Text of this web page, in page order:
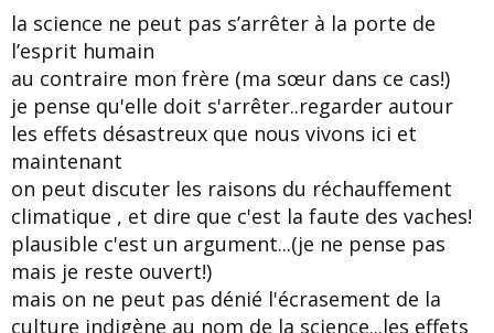
la science ne peut pas s’arrêter à la porte de
l’esprit humain
au contraire mon frère (ma sœur dans ce cas!)
je pense qu'elle doit s'arrêter..regarder autour
les effets désastreux que nous vivons ici et
maintenant
on peut discuter les raisons du réchauffement
climatique , et dire que c'est la faute des vaches!
plausible c'est un argument...(je ne pense pas
mais je reste ouvert!)
mais on ne peut pas dénié l'écrasement de la
culture indigène au nom de la science...les effets